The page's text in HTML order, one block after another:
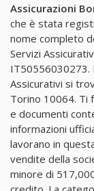
Assicurazioni
che è stata
nome completo
Servizi
IT50556030273.
Assicurativi si
Torino 10064. Ti
e documenti
informazioni
lavorano in
vendite della
minore di